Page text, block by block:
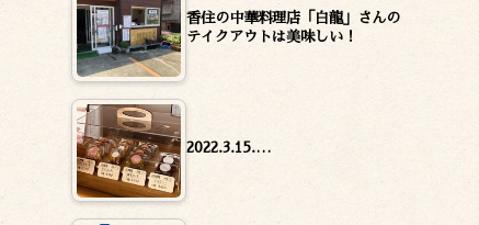
香住の中華料理店「白龍」さんの
テイクアウトは美味しい！
2022.3.15.…